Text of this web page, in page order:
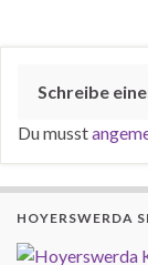
Schreibe
Du musst
HOYERSWERDA